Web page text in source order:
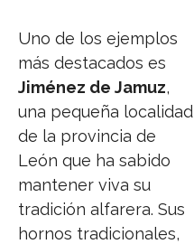
Uno de los ejemplos
más destacados es
Jiménez de Jamuz,
una pequeña localidad
de la provincia de
León que ha sabido
mantener viva su
tradición alfarera. Sus
hornos tradicionales,